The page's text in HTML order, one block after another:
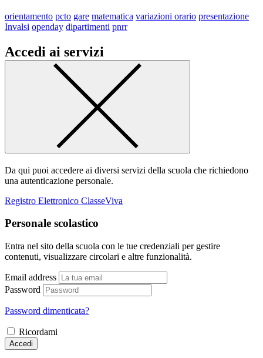
orientamento pcto gare matematica variazioni orario presentazione
Invalsi openday dipartimenti pnrr
Accedi ai servizi
Da qui puoi accedere ai diversi servizi della scuola che richiedono
una autenticazione personale.
Registro Elettronico ClasseViva
Personale scolastico
Entra nel sito della scuola con le tue credenziali per gestire
contenuti, visualizzare circolari e altre funzionalità.
Email address
Password
Password dimenticata?
Ricordami
Accedi